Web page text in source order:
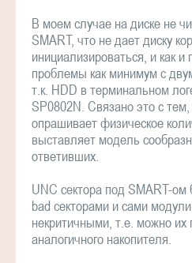
В моем случае на диске не
SMART, что не дает диску
инициализироваться, и как
проблемы как минимум с
т.к. HDD в терминальном
SP0802N. Связано это с
опрашивает физическое
выставляет модель
ответивших.
UNC сектора под SMART-
bad секторами и сами
некритичными, т.е. можно их
аналогичного накопителя.